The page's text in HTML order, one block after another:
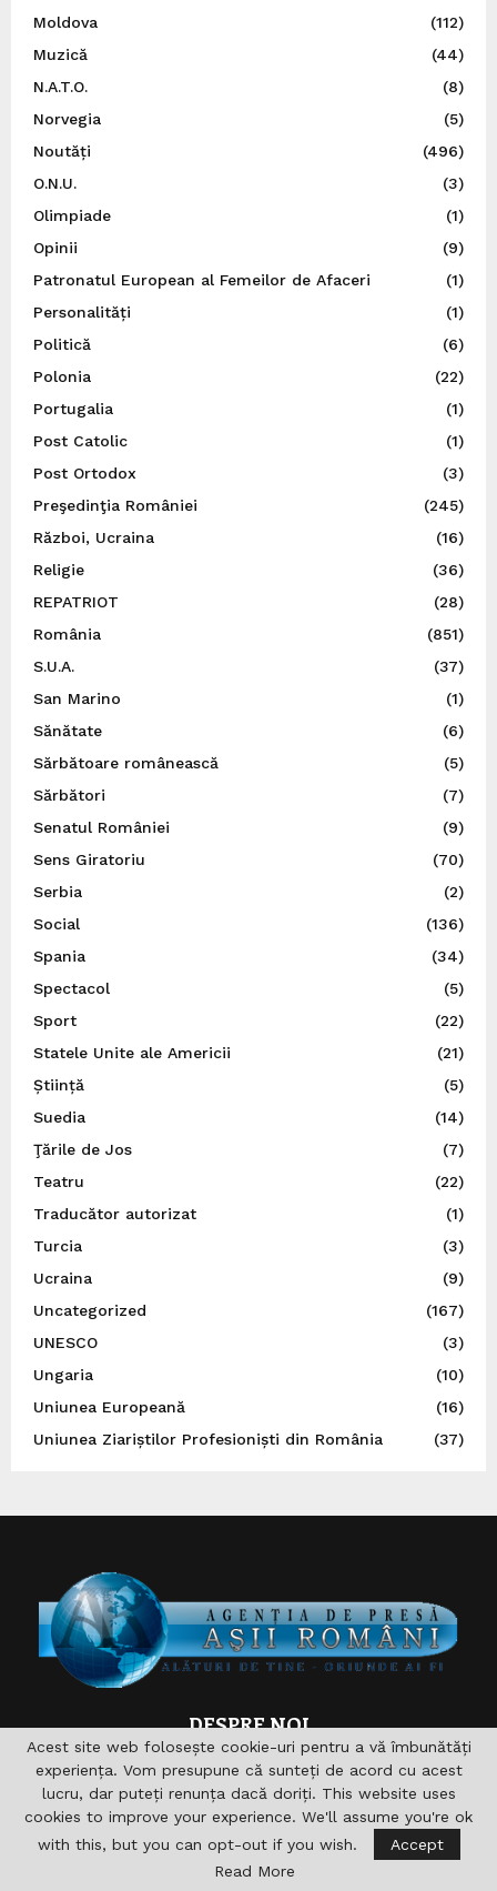
Moldova
(112)
Muzică
(44)
N.A.T.O.
(8)
Norvegia
(5)
Noutăți
(496)
O.N.U.
(3)
Olimpiade
(1)
Opinii
(9)
Patronatul European al Femeilor de Afaceri
(1)
Personalități
(1)
Politică
(6)
Polonia
(22)
Portugalia
(1)
Post Catolic
(1)
Post Ortodox
(3)
Preşedinţia României
(245)
Război, Ucraina
(16)
Religie
(36)
REPATRIOT
(28)
România
(851)
S.U.A.
(37)
San Marino
(1)
Sănătate
(6)
Sărbătoare românească
(5)
Sărbători
(7)
Senatul României
(9)
Sens Giratoriu
(70)
Serbia
(2)
Social
(136)
Spania
(34)
Spectacol
(5)
Sport
(22)
Statele Unite ale Americii
(21)
Știință
(5)
Suedia
(14)
Ţările de Jos
(7)
Teatru
(22)
Traducător autorizat
(1)
Turcia
(3)
Ucraina
(9)
Uncategorized
(167)
UNESCO
(3)
Ungaria
(10)
Uniunea Europeană
(16)
Uniunea Ziariștilor Profesioniști din România
(37)
DESPRE NOI
Asociaţia are drept scop , aprofundarea si consolidarea
relaţiilor germane-române şi în acelaşi timp îndeplinirea şi
sprijinirea diferitelor acţiuni pentru domeniile formare,
cultură, sport, radio, Informaţie şi de asemenea realizarea
accesului către noile căi de comunicare. nu vizeaza in
Acest site web folosește cookie-uri pentru a vă îmbunătăți
experiența. Vom presupune că sunteți de acord cu acest
lucru, dar puteți renunța dacă doriți. This website uses
cookies to improve your experience. We'll assume you're ok
with this, but you can opt-out if you wish.
Accept
Read More